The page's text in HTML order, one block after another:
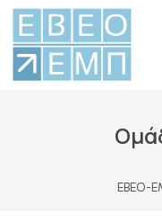
ΕΒΕΟ-